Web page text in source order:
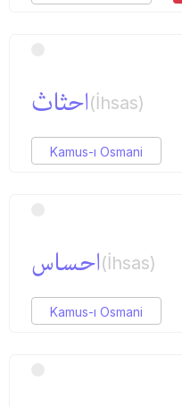
احثاث(İhsas)
Kamus-ı Osmani
احساس(İhsas)
Kamus-ı Osmani